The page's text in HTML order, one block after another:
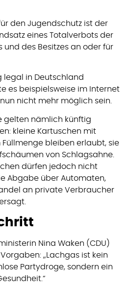
den Jugendschutz ist der
eines Totalverbots der
und des Besitzes an oder für
legal in Deutschland
es beispielsweise im Internet
nicht mehr möglich sein.
gelten nämlich künftig
kleine Kartuschen mit
bleiben erlaubt, sie
von Schlagsahne.
dürfen jedoch nicht
Abgabe über Automaten,
an private Verbraucher
Nina Waken (CDU)
„Lachgas ist kein
Partydroge, sondern ein